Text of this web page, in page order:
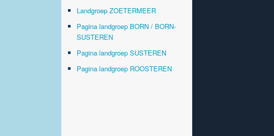
Landgroep ZOETERMEER
Pagina landgroep BORN / BORN-
SUSTEREN
Pagina landgroep SUSTEREN
Pagina landgroep ROOSTEREN